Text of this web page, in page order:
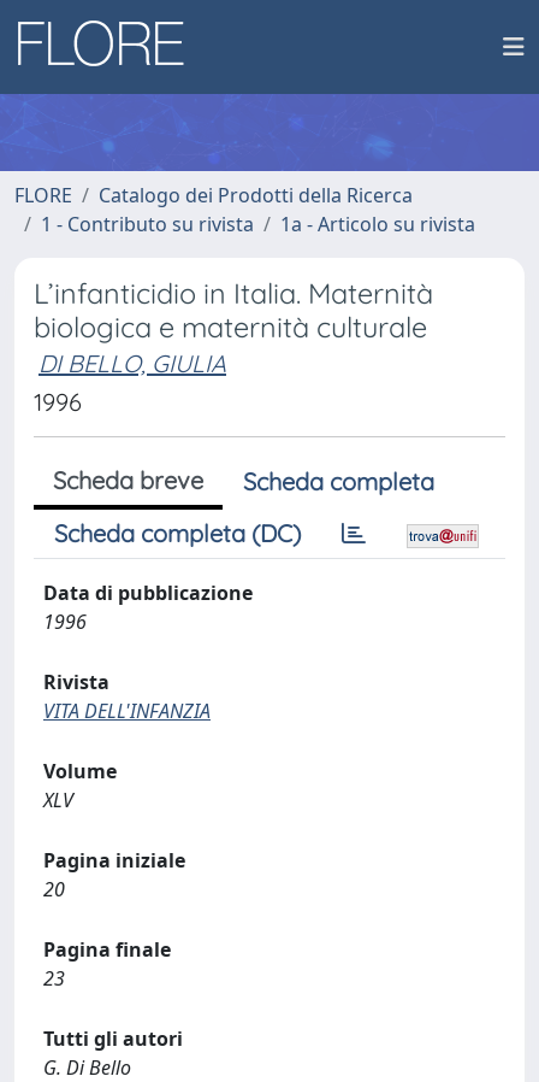
FLORE
Catalogo dei Prodotti della Ricerca
1 - Contributo su rivista
1a - Articolo su rivista
L’infanticidio in Italia. Maternità
biologica e maternità culturale
DI BELLO, GIULIA
1996
Scheda breve
Scheda completa
Scheda completa (DC)
Data di pubblicazione
1996
Rivista
VITA DELL'INFANZIA
Volume
XLV
Pagina iniziale
20
Pagina finale
23
Tutti gli autori
G. Di Bello